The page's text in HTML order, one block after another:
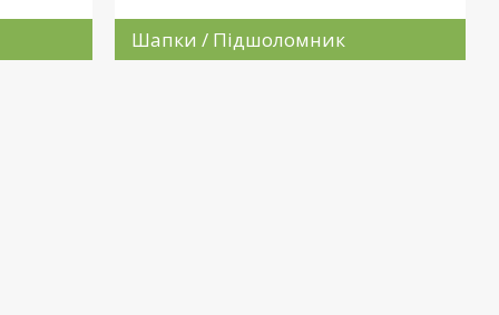
Шапки / Підшоломник